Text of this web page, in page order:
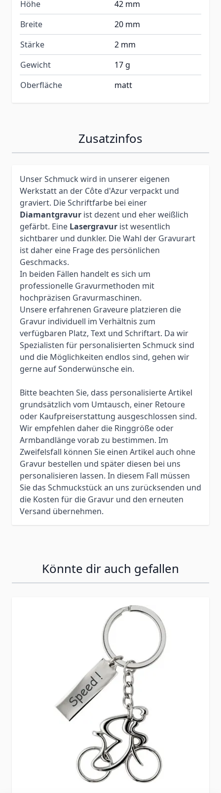
Höhe
42 mm
Breite
20 mm
Stärke
2 mm
Gewicht
17 g
Oberfläche
matt
Zusatzinfos
Unser Schmuck wird in unserer eigenen
Werkstatt an der Côte d'Azur verpackt und
graviert. Die Schriftfarbe bei einer
Diamantgravur ist dezent und eher weißlich
gefärbt. Eine Lasergravur ist wesentlich
sichtbarer und dunkler. Die Wahl der Gravurart
ist daher eine Frage des persönlichen
Geschmacks.
In beiden Fällen handelt es sich um
professionelle Gravurmethoden mit
hochpräzisen Gravurmaschinen.
Unsere erfahrenen Graveure platzieren die
Gravur individuell im Verhältnis zum
verfügbaren Platz, Text und Schriftart. Da wir
Spezialisten für personalisierten Schmuck sind
und die Möglichkeiten endlos sind, gehen wir
gerne auf Sonderwünsche ein.
Bitte beachten Sie, dass personalisierte Artikel
grundsätzlich vom Umtausch, einer Retoure
oder Kaufpreiserstattung ausgeschlossen sind.
Wir empfehlen daher die Ringgröße oder
Armbandlänge vorab zu bestimmen. Im
Zweifelsfall können Sie einen Artikel auch ohne
Gravur bestellen und später diesen bei uns
personalisieren lassen. In diesem Fall müssen
Sie das Schmuckstück an uns zurücksenden und
die Kosten für die Gravur und den erneuten
Versand übernehmen.
Könnte dir auch gefallen